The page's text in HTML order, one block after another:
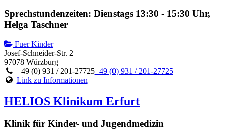
Sprechstundenzeiten: Dienstags 13:30 - 15:30 Uhr,
Helga Taschner
Fuer Kinder
Josef-Schneider-Str. 2
97078 Würzburg
+49 (0) 931 / 201-27725+49 (0) 931 / 201-27725
Link zu Informationen
HELIOS Klinikum Erfurt
Klinik für Kinder- und Jugendmedizin